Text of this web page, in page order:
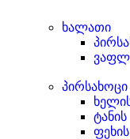
ხალათი
პირსახოცი
ტანის
ფეხის